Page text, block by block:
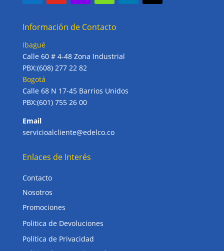
Información de Contacto
Ibagué
Calle 60 # 4-48 Zona Industrial
PBX:(608) 277 22 82
Bogotá
Calle 68 N 17-45 Barrios Unidos
PBX:(601) 755 26 00
Email
servicioalcliente@edelco.co
Enlaces de Interés
Contacto
Nosotros
Promociones
Politica de Devoluciones
Politica de Privacidad